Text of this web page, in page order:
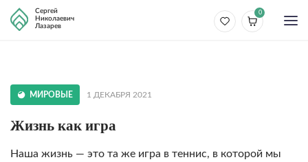
Сергей
Николаевич
Лазарев
0
МИРОВЫЕ 1 ДЕКАБРЯ 2021
Жизнь как игра
Наша жизнь — это та же игра в теннис, в которой мы